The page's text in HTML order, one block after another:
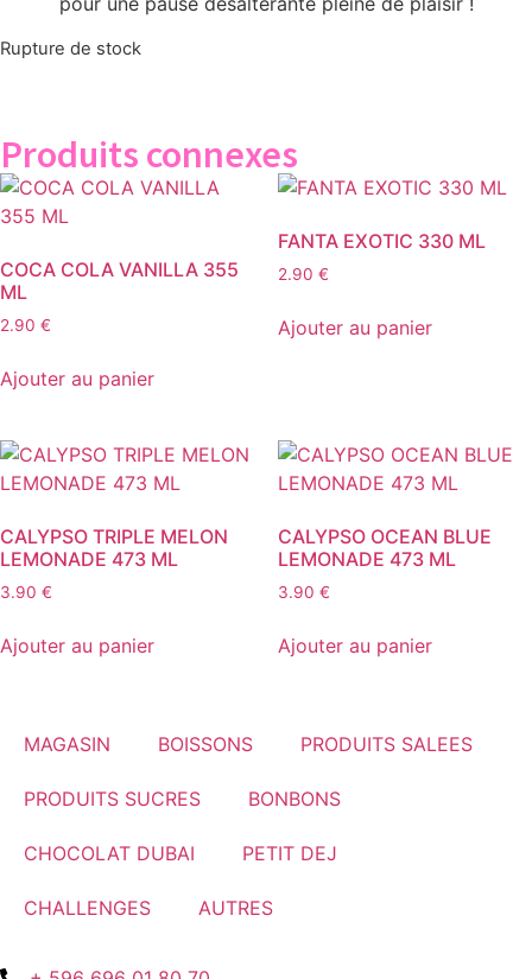
Rupture de stock
Produits connexes
COCA COLA VANILLA 355
ML
2.90 €
Ajouter au panier
FANTA EXOTIC 330 ML
2.90 €
Ajouter au panier
CALYPSO TRIPLE MELON
LEMONADE 473 ML
3.90 €
Ajouter au panier
CALYPSO OCEAN BLUE
LEMONADE 473 ML
3.90 €
Ajouter au panier
MAGASIN BOISSONS PRODUITS SALEES
PRODUITS SUCRES BONBONS
CHOCOLAT DUBAI PETIT DEJ
CHALLENGES AUTRES